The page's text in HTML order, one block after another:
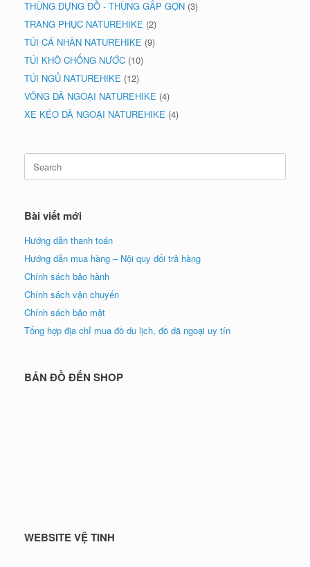
THÙNG ĐỰNG ĐỒ - THÙNG GẤP GỌN (3)
TRANG PHỤC NATUREHIKE (2)
TÚI CÁ NHÂN NATUREHIKE (9)
TÚI KHÔ CHỐNG NƯỚC (10)
TÚI NGỦ NATUREHIKE (12)
VÕNG DÃ NGOẠI NATUREHIKE (4)
XE KÉO DÃ NGOẠI NATUREHIKE (4)
Search
for:
Bài viết mới
Hướng dẫn thanh toán
Hướng dẫn mua hàng – Nội quy đổi trả hàng
Chính sách bảo hành
Chính sách vận chuyển
Chính sách bảo mật
Tổng hợp địa chỉ mua đồ du lịch, đồ dã ngoại uy tín
BẢN ĐỒ ĐẾN SHOP
WEBSITE VỆ TINH